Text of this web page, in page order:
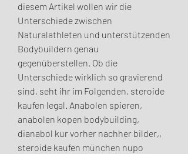
diesem Artikel wollen wir die
Unterschiede zwischen
Naturalathleten und unterstützenden
Bodybuildern genau
gegenüberstellen. Ob die
Unterschiede wirklich so gravierend
sind, seht ihr im Folgenden, steroide
kaufen legal. Anabolen spieren,
anabolen kopen bodybuilding,
dianabol kur vorher nachher bilder,,
steroide kaufen münchen nupo